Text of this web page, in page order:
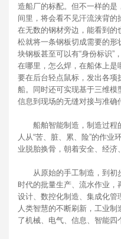
造船厂的标配。但不一样的
间里，将会看不见汗流浃背的
在无数的钢材旁边，能看到
松就将一条钢板切成需要的形
块钢板甚至可以有“身份标识”
在哪里，怎么焊，在船体上是
要在后台轻点鼠标，发出各项
船。同时还可实现基于三维
信息到现场的无缝对接与准
船舶智能制造，制造过程
人从“苦、脏、累、险”的作业
业脱胎换骨，朝着安全、经
从原始的手工制造，到初
时代的批量生产、流水作业
设计、数控化制造、集成化
人类智慧的不断刷新，工业
了机械、电气、信息、智能